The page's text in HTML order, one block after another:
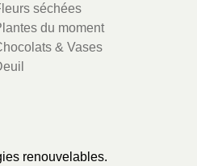
séchées
du moment
& Vases
renouvelables.